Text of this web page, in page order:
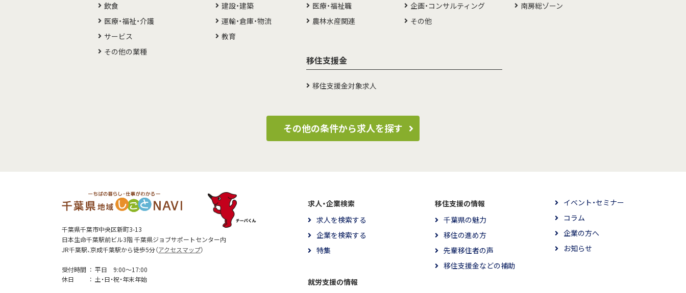
飲食
建設・建築
医療・福祉・介護
運輸・倉庫・物流
サービス
教育
その他の業種
医療・福祉職
企画・コンサルティング
農林水産関連
その他
移住支援金
移住支援金対象求人
南房総ゾーン
その他の条件から求人を探す
千葉県千葉市中央区新町3-13
日本生命千葉駅前ビル3階 千葉県ジョブサポートセンター内
JR千葉駅、京成千葉駅から徒歩5分（アクセスマップ）
受付時間
平日 9:00～17:00
休日
土・日・祝・年末年始
求人・企業検索
求人を検索する
企業を検索する
特集
就労支援の情報
移住支援の情報
千葉県の魅力
移住の進め方
先輩移住者の声
移住支援金などの補助
イベント・セミナー
コラム
企業の方へ
お知らせ